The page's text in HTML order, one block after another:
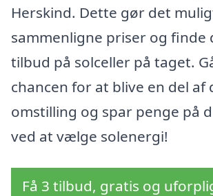
Herskind. Dette gør det
sammenligne priser og finde
tilbud på solceller på taget.
chancen for at blive en del af
omstilling og spar penge på
ved at vælge solenergi!
Få 3 tilbud, gratis og